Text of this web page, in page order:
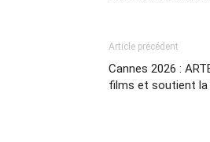
Article précédent
Cannes 2026 :
films et soutient la